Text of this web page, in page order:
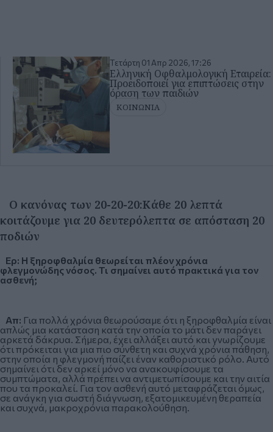
Τετάρτη 01 Απρ 2026, 17:26
Ελληνική Οφθαλμολογική Εταιρεία:
Προειδοποιεί για επιπτώσεις στην
όραση των παιδιών
ΚΟΙΝΩΝΙΑ
Ο κανόνας των 20-20-20:Κάθε 20 λεπτά
κοιτάζουμε για 20 δευτερόλεπτα σε απόσταση 20
ποδιών
Ερ: Η ξηροφθαλμία θεωρείται πλέον χρόνια
φλεγμονώδης νόσος. Τι σημαίνει αυτό πρακτικά για τον
ασθενή;
Απ: Για πολλά χρόνια θεωρούσαμε ότι η ξηροφθαλμία είναι
απλώς μια κατάσταση κατά την οποία το μάτι δεν παράγει
αρκετά δάκρυα. Σήμερα, έχει αλλάξει αυτό και γνωρίζουμε
ότι πρόκειται για μια πιο σύνθετη και συχνά χρόνια πάθηση,
στην οποία η φλεγμονή παίζει έναν καθοριστικό ρόλο. Αυτό
σημαίνει ότι δεν αρκεί μόνο να ανακουφίσουμε τα
συμπτώματα, αλλά πρέπει να αντιμετωπίσουμε και την αιτία
που τα προκαλεί. Για τον ασθενή αυτό μεταφράζεται όμως,
σε ανάγκη για σωστή διάγνωση, εξατομικευμένη θεραπεία
και συχνά, μακροχρόνια παρακολούθηση.